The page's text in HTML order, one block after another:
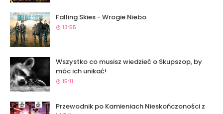
Falling Skies - Wrogie Niebo
13:55
Wszystko co musisz wiedzieć o Skupszop, by
móc ich unikać!
15:11
Przewodnik po Kamieniach Nieskończoności z